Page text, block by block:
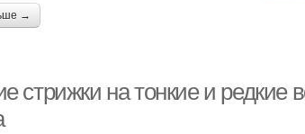
→
стрижки на тонкие и